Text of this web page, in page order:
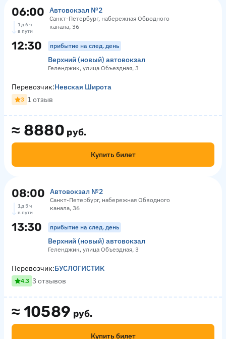
06:00 Автовокзал №2
Санкт-Петербург, набережная Обводного
канала, 36
1 д 6 ч
в пути
12:30 прибытие на след. день
Верхний (новый) автовокзал
Геленджик, улица Объездная, 3
≈ 8880 руб.
Купить билет
Перевозчик:Невская Широта
3 1 отзыв
08:00 Автовокзал №2
Санкт-Петербург, набережная Обводного
канала, 36
1 д 5 ч
в пути
13:30 прибытие на след. день
Верхний (новый) автовокзал
Геленджик, улица Объездная, 3
≈ 10589 руб.
Купить билет
Перевозчик:БУСЛОГИСТИК
4.3 3 отзывов